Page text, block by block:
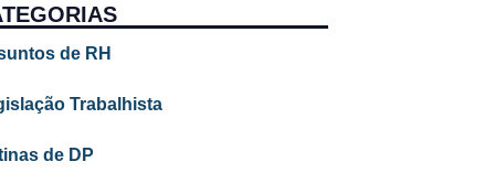
de RH
Trabalhista
de DP